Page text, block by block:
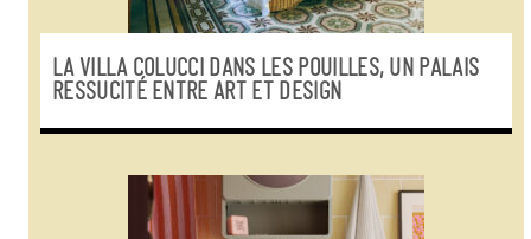
LA VILLA COLUCCI DANS LES POUILLES, UN PALAIS
RESSUCITÉ ENTRE ART ET DESIGN